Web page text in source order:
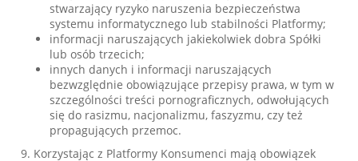
stwarzający ryzyko naruszenia bezpieczeństwa
systemu informatycznego lub stabilności Platformy;
informacji naruszających jakiekolwiek dobra Spółki
lub osób trzecich;
innych danych i informacji naruszających
bezwzględnie obowiązujące przepisy prawa, w tym w
szczególności treści pornograficznych, odwołujących
się do rasizmu, nacjonalizmu, faszyzmu, czy też
propagujących przemoc.
Korzystając z Platformy Konsumenci mają obowiązek